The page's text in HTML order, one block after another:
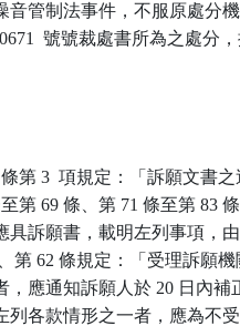
音管制法事件，不服原處分
號號裁處書所為之處分
第 3  項規定：「訴願文書
至第 69 條、第 71 條至第 83
應具訴願書，載明左列事項
、第 62 條規定：「受理訴願
，應通知訴願人於 20 日內補
列各款情形之一者，應為不